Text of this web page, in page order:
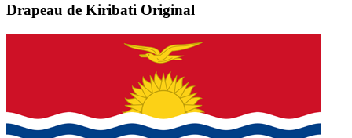
Drapeau de Kiribati Original